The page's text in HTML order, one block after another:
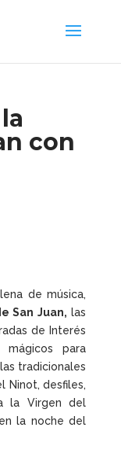
con
de música,
San Juan, las
de Interés
mágicos para
tradicionales
Ninot, desfiles,
la Virgen del
la noche del